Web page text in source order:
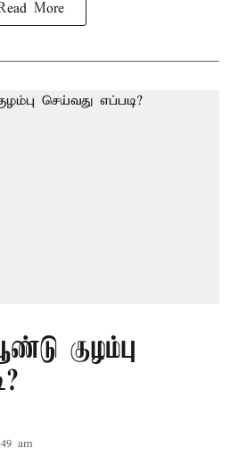
More
குழம்பு
am